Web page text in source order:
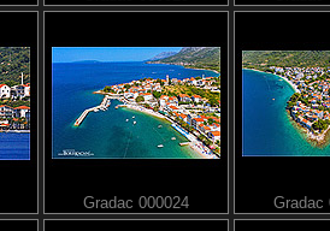
Gradac 000024 Gradac